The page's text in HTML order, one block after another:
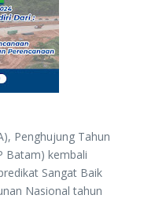
Penghujung Tahun
Batam) kembali
Sangat Baik
Nasional tahun